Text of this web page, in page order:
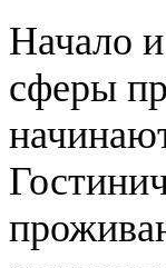
Начало
сферы